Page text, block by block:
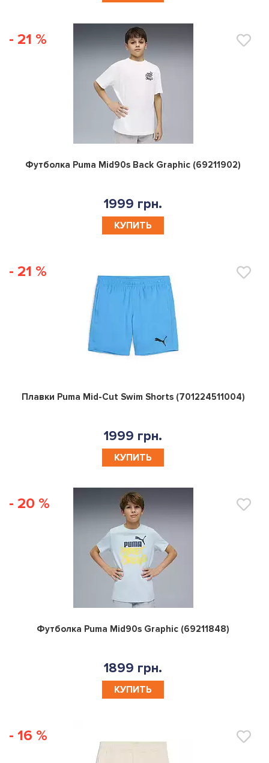
- 21 %
0
Футболка Puma Mid90s Back Graphic (69211902)
1999 грн.
КУПИТЬ
- 21 %
0
Плавки Puma Mid-Cut Swim Shorts (701224511004)
1999 грн.
КУПИТЬ
- 20 %
0
Футболка Puma Mid90s Graphic (69211848)
1899 грн.
КУПИТЬ
- 16 %